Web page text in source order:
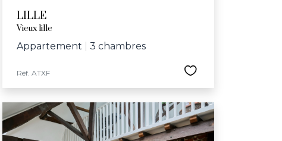
LILLE
Vieux lille
Appartement 3 chambres
Réf. ATXF